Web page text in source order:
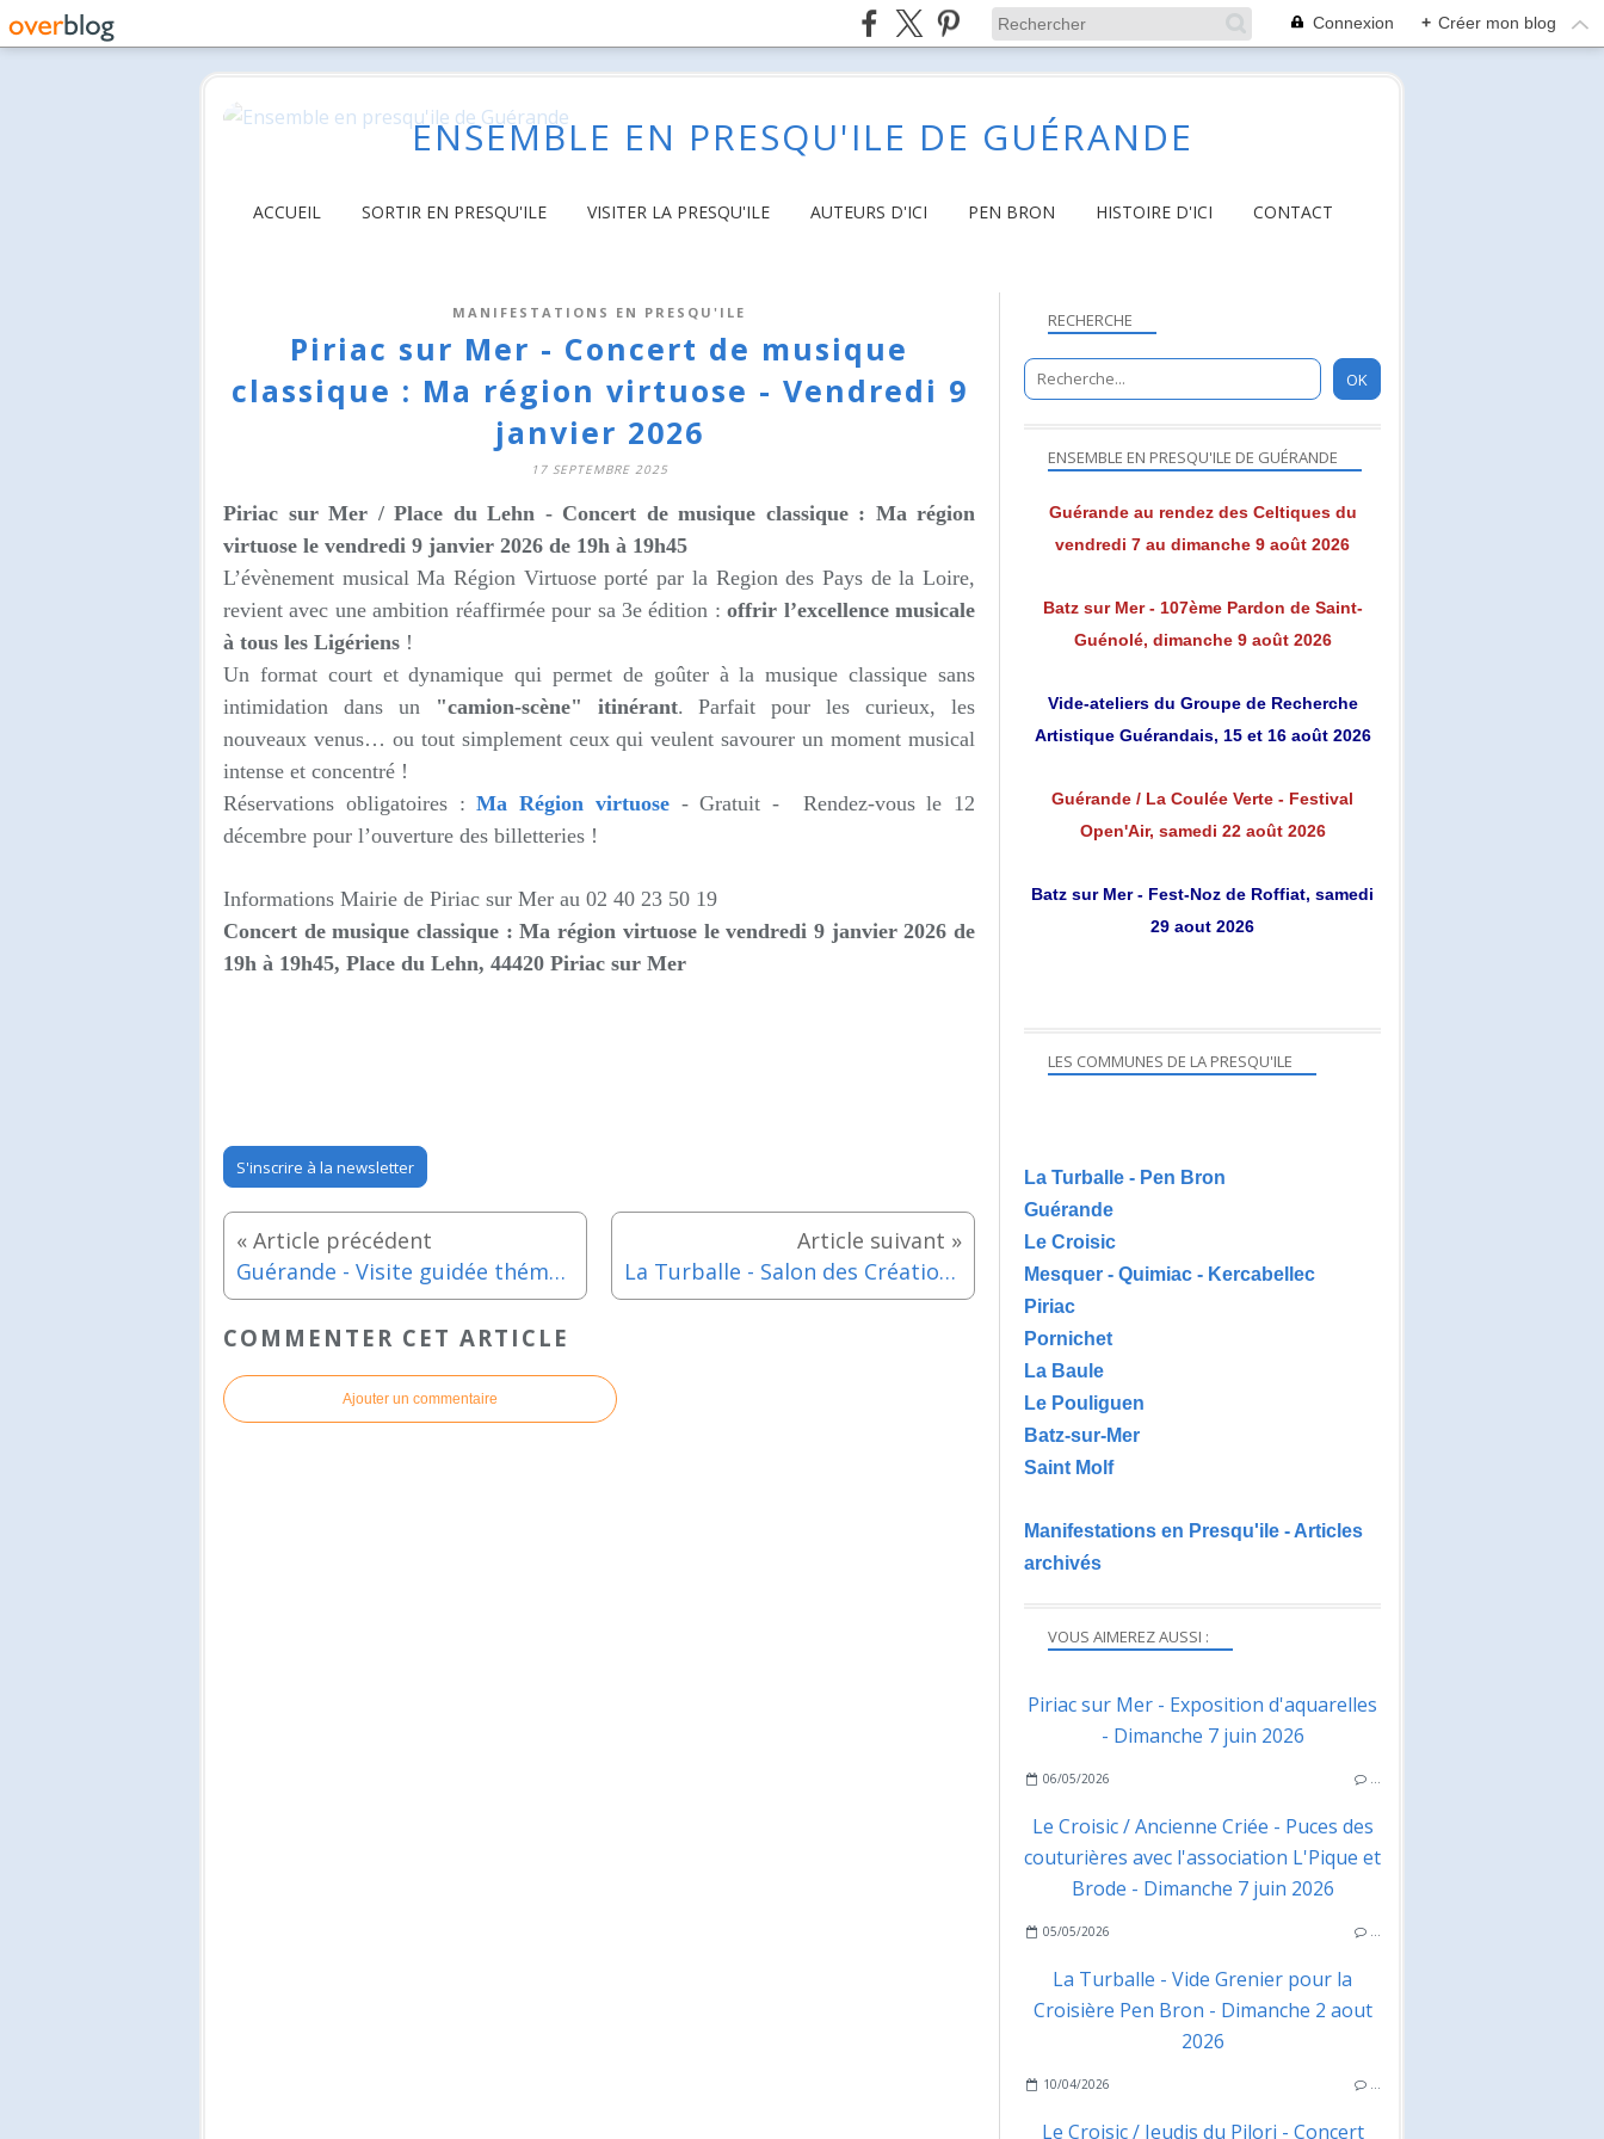
Connexion + Créer mon blog
ENSEMBLE EN PRESQU'ILE DE GUÉRANDE
ACCUEIL SORTIR EN PRESQU'ILE VISITER LA PRESQU'ILE AUTEURS D'ICI PEN BRON HISTOIRE D'ICI CONTACT
MANIFESTATIONS EN PRESQU'ILE
Piriac sur Mer - Concert de musique
classique : Ma région virtuose - Vendredi 9
janvier 2026
17 SEPTEMBRE 2025
Piriac sur Mer / Place du Lehn - Concert de musique classique : Ma région
virtuose le vendredi 9 janvier 2026 de 19h à 19h45
L’évènement musical Ma Région Virtuose porté par la Region des Pays de la Loire,
revient avec une ambition réaffirmée pour sa 3e édition :offrir l’excellence musicale
à tous les Ligériens !
Un format court et dynamique qui permet de goûter à la musique classique sans
intimidation dans un
"camion-scène" itinérant. Parfait pour les curieux, les
nouveaux venus… ou tout simplement ceux qui veulent savourer un moment musical
intense et concentré !
Réservations obligatoires :Ma Région virtuose - Gratuit -
Rendez-vous le 12
décembre pour l’ouverture des billetteries !
Informations Mairie de Piriac sur Mer au 02 40 23 50 19
Concert de musique classique : Ma région virtuose le vendredi 9 janvier 2026 de
19h à 19h45, Place du Lehn, 44420 Piriac sur Mer
S'inscrire à la newsletter
Guérande - Visite guidée thématique du Faubourg Saint Michel - Samedi 24 janvier 2026 La Turballe - Salon des Créations Turballaises - Dimanche 22 février 2026
COMMENTER CET ARTICLE
Ajouter un commentaire
RECHERCHE
VOUS AIMEREZ AUSSI :
Piriac sur Mer - Exposition d'aquarelles
- Dimanche 7 juin 2026
06/05/2026 …
Le Croisic / Ancienne Criée - Puces des
couturières avec l'association L'Pique et
Brode - Dimanche 7 juin 2026
05/05/2026 …
La Turballe - Vide Grenier pour la
Croisière Pen Bron - Dimanche 2 aout
2026
10/04/2026 …
Le Croisic / Jeudis du Pilori - Concert
ENSEMBLE EN PRESQU'ILE DE GUÉRANDE
Guérande au rendez des Celtiques du
vendredi 7 au dimanche 9 août 2026
Batz sur Mer - 107ème Pardon de Saint-
Guénolé, dimanche 9 août 2026
Vide-ateliers du Groupe de Recherche
Artistique Guérandais, 15 et 16 août 2026
Guérande / La Coulée Verte - Festival
Open'Air, samedi 22 août 2026
Batz sur Mer - Fest-Noz de Roffiat, samedi
29 aout 2026
LES COMMUNES DE LA PRESQU'ILE
La Turballe - Pen Bron
Guérande
Le Croisic
Mesquer - Quimiac - Kercabellec
Piriac
Pornichet
La Baule
Le Pouliguen
Batz-sur-Mer
Saint Molf
Manifestations en Presqu'ile - Articles
archivés